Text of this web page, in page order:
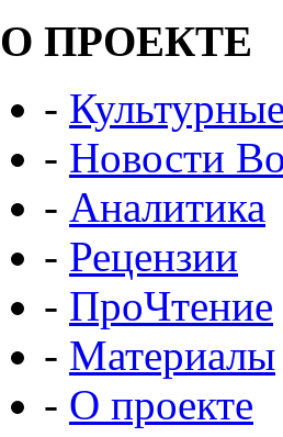
О ПРОЕКТЕ
-
- Новости
- Аналитика
- Рецензии
- ПроЧтение
- Материалы
- О проекте